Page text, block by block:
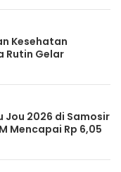
Kesehatan
Rutin Gelar
Jou 2026 di Samosir
Mencapai Rp 6,05